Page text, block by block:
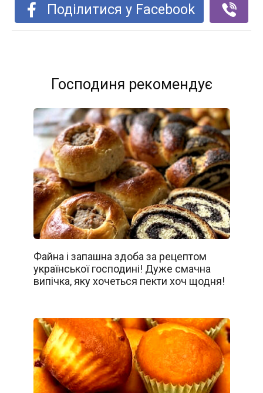
Поділитися у Facebook
Господиня рекомендує
Файна і запашна здоба за рецептом
української господині! Дуже смачна
випічка, яку хочеться пекти хоч щодня!